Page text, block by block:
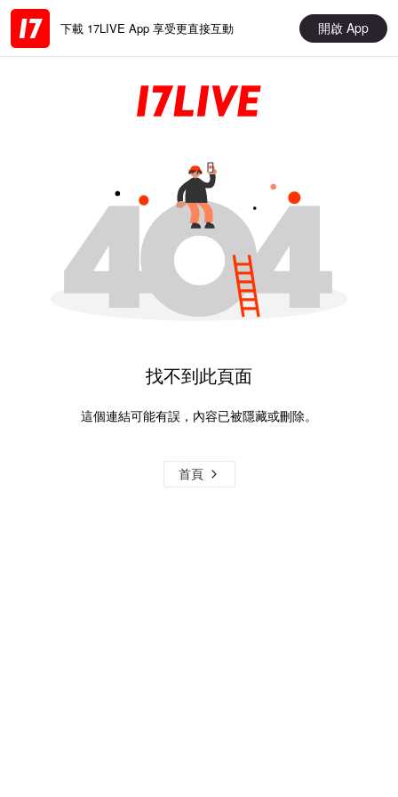
下載 17LIVE App 享受更直接互動 開啟 App
找不到此頁面
這個連結可能有誤，內容已被隱藏或刪除。
首頁